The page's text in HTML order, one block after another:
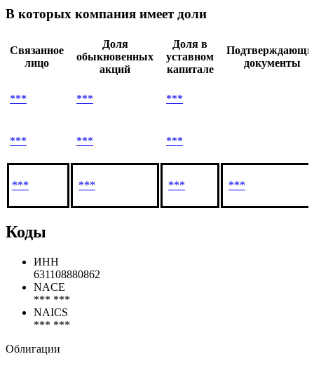
В которых компания имеет доли
Связанное
лицо
Доля
обыкновенных
акций
Доля в
уставном
капитале
документы
*** *** ***
*** *** ***
*** *** *** ***
Коды
ИНН
631108880862
NACE
*** ***
NAICS
*** ***
Облигации